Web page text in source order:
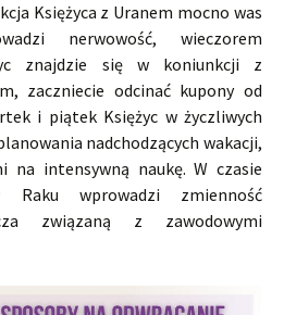
Księżyca z Uranem mocno was
nerwowość, wieczorem
znajdzie się w koniunkcji z
zaczniecie odcinać kupony od
i piątek Księżyc w życzliwych
nadchodzących wakacji,
na intensywną naukę. W czasie
Raku wprowadzi zmienność
związaną z zawodowymi